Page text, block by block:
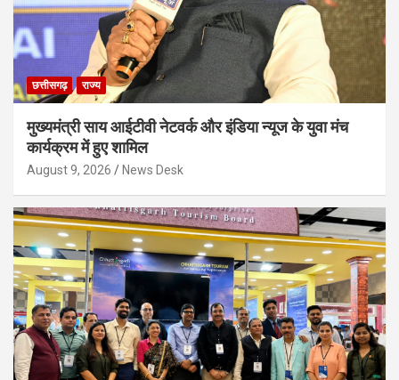
छत्तीसगढ़ राज्य
मुख्यमंत्री साय आईटीवी नेटवर्क और इंडिया न्यूज के युवा मंच
कार्यक्रम में हुए शामिल
August 9, 2026 News Desk